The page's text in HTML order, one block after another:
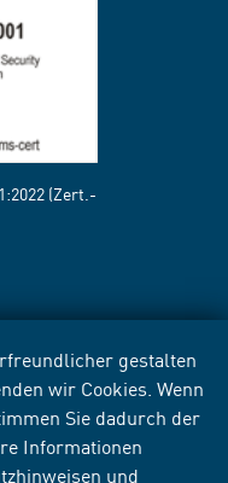
gestalten
wir Cookies. Wenn
Sie dadurch der
Informationen
und
(Zert.-